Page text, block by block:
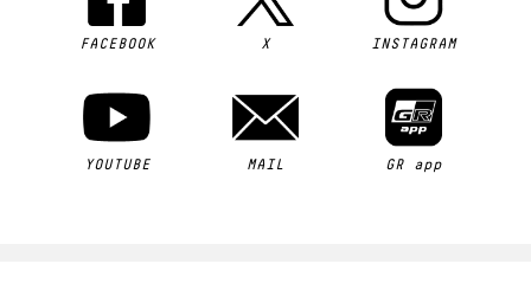
FACEBOOK X INSTAGRAM
YOUTUBE MAIL GR app